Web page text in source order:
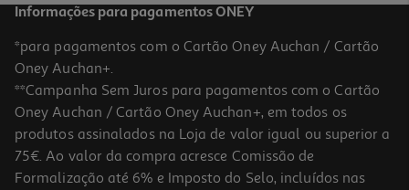
Informações para pagamentos ONEY
*para pagamentos com o Cartão Oney Auchan / Cartão
Oney Auchan+.
**Campanha Sem Juros para pagamentos com o Cartão
Oney Auchan / Cartão Oney Auchan+, em todos os
produtos assinalados na Loja de valor igual ou superior a
75€. Ao valor da compra acresce Comissão de
Formalização até 6% e Imposto do Selo, incluídos nas